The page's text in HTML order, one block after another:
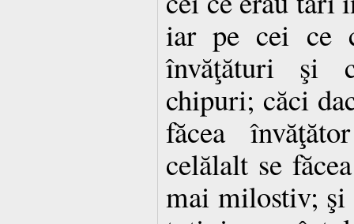
iar pe cei ce
învăţături şi
chipuri; căci
făcea
celălalt se
mai milostiv; şi